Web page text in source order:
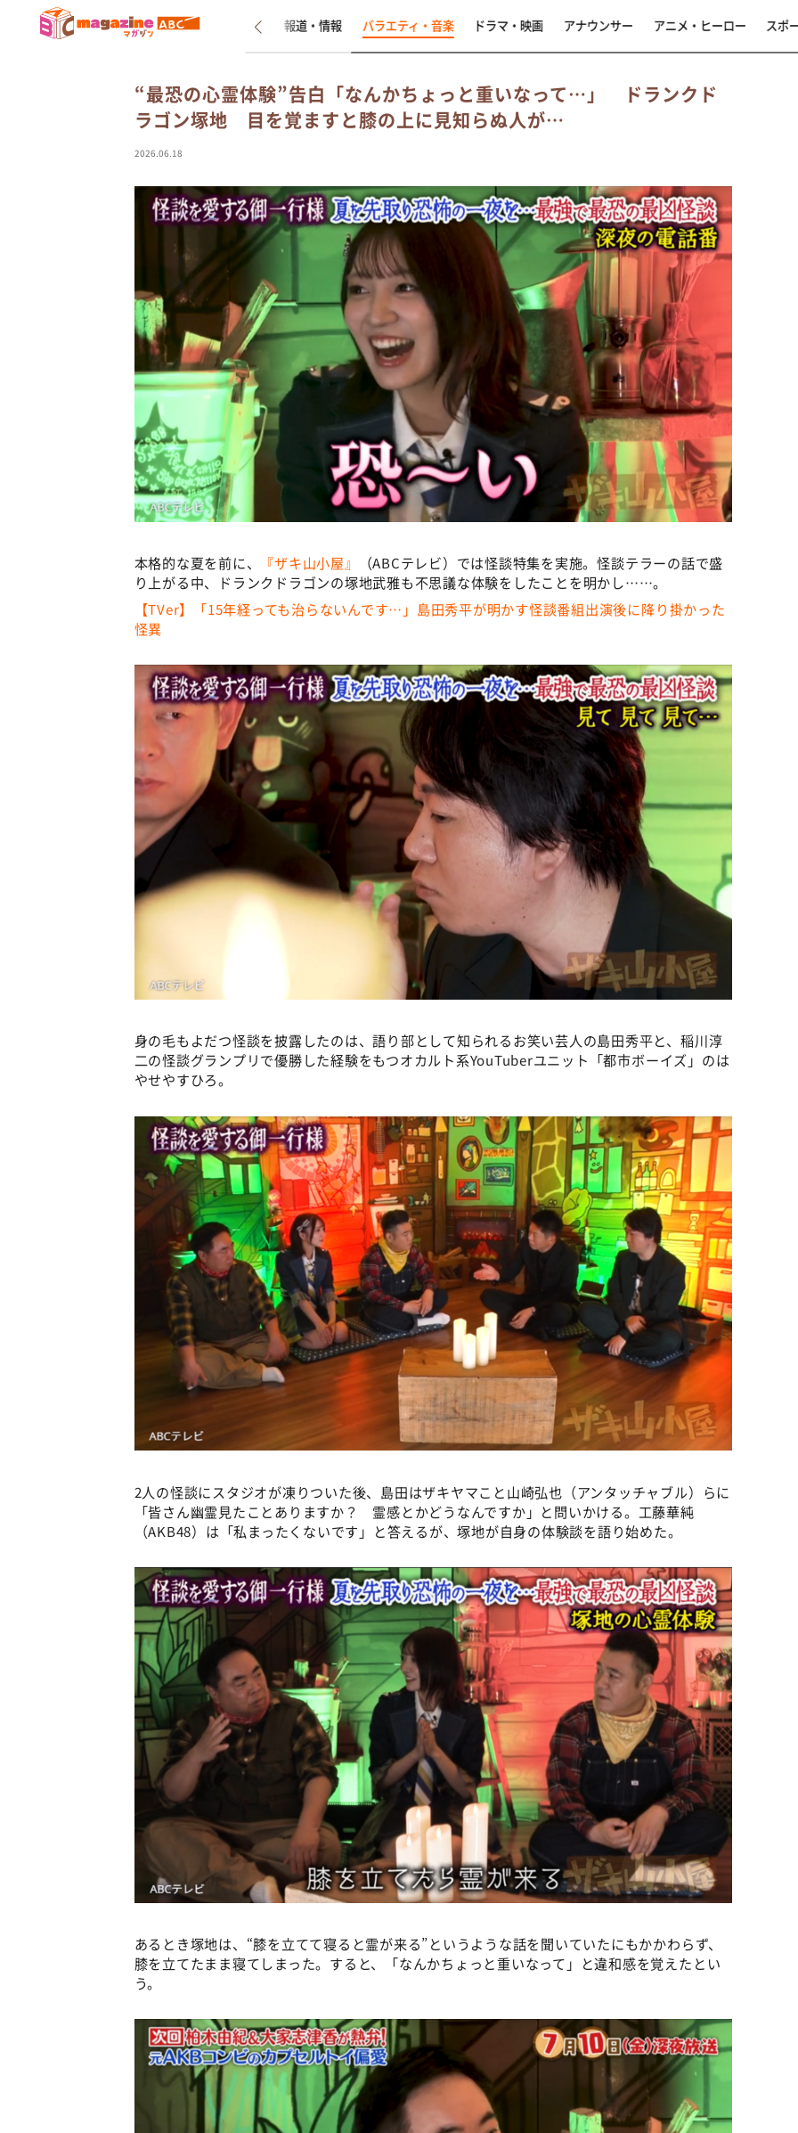
新着 インタビュー 報道・情報 バラエティ・音楽 ドラマ・映画 アナウンサー アニメ・ヒーロー スポ
“最恐の心霊体験”告白「なんかちょっと重いなって…」 ドランクド
ラゴン塚地 目を覚ますと膝の上に見知らぬ人が…
2026.06.18
本格的な夏を前に、 『ザキ山小屋』
（ABCテレビ）では怪談特集を実施。怪談テラーの話で盛
り上がる中、ドランクドラゴンの塚地武雅も不思議な体験をしたことを明かし……。
【TVer】「15年経っても治らないんです…」島田秀平が明かす怪談番組出演後に降り掛かった
怪異
身の毛もよだつ怪談を披露したのは、語り部として知られるお笑い芸人の島田秀平と、稲川淳
二の怪談グランプリで優勝した経験をもつオカルト系YouTuberユニット「都市ボーイズ」のは
やせやすひろ。
2人の怪談にスタジオが凍りついた後、島田はザキヤマこと山崎弘也（アンタッチャブル）らに
「皆さん幽霊見たことありますか？ 霊感とかどうなんですか」と問いかける。工藤華純
（AKB48）は「私まったくないです」と答えるが、塚地が自身の体験談を語り始めた。
あるとき塚地は、“膝を立てて寝ると霊が来る”というような話を聞いていたにもかかわらず、
膝を立てたまま寝てしまった。すると、「なんかちょっと重いなって」と違和感を覚えたとい
う。